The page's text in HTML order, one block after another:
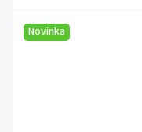
Novinka